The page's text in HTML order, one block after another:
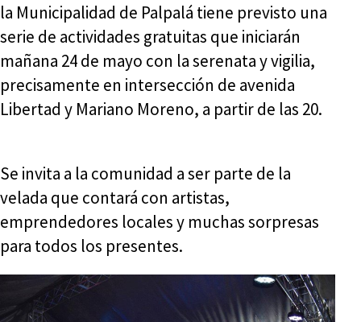
la Municipalidad de Palpalá tiene previsto una
serie de actividades gratuitas que iniciarán
mañana 24 de mayo con la serenata y vigilia,
precisamente en intersección de avenida
Libertad y Mariano Moreno, a partir de las 20.
Se invita a la comunidad a ser parte de la
velada que contará con artistas,
emprendedores locales y muchas sorpresas
para todos los presentes.